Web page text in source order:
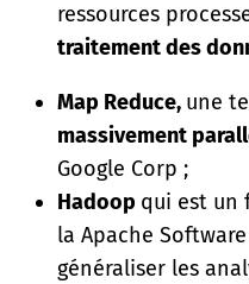
ressources
traitement des
Map Reduce, une
massivement
Google Corp ;
Hadoop qui est un
la Apache
généraliser les